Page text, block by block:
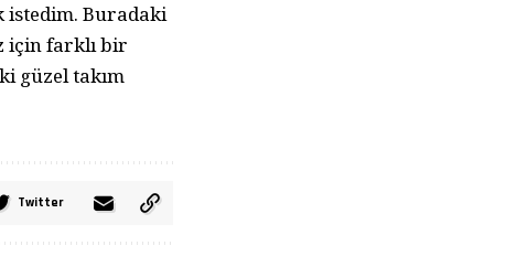
istedim. Buradaki
için farklı bir
güzel takım
Twitter